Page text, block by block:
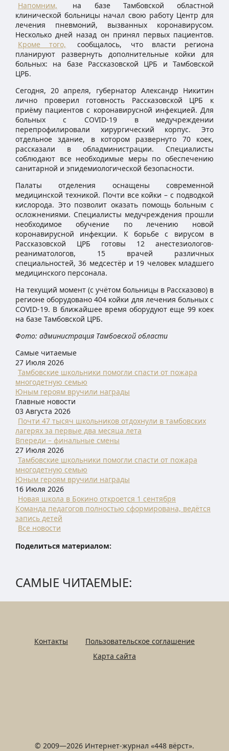
Напомним,
на базе Тамбовской областной
клинической больницы начал свою работу Центр для
лечения пневмоний, вызванных коронавирусом.
Несколько дней назад он принял первых пациентов.
Кроме того,
сообщалось, что власти региона
планируют развернуть дополнительные койки для
больных: на базе Рассказовской ЦРБ и Тамбовской
ЦРБ.
Сегодня, 20 апреля, губернатор Александр Никитин
лично проверил готовность Рассказовской ЦРБ к
приёму пациентов с коронавирусной инфекцией. Для
больных с COVID-19 в медучреждении
перепрофилировали хирургический корпус. Это
отдельное здание, в котором развернуто 70 коек,
рассказали в обладминистрации. Специалисты
соблюдают все необходимые меры по обеспечению
санитарной и эпидемиологической безопасности.
Палаты отделения оснащены современной
медицинской техникой. Почти все койки – с подводкой
кислорода. Это позволит оказать помощь больным с
осложнениями. Специалисты медучреждения прошли
необходимое обучение по лечению новой
коронавирусной инфекции. К борьбе с вирусом в
Рассказовской ЦРБ готовы 12 анестезиологов-
реаниматологов, 15 врачей различных
специальностей, 36 медсестёр и 19 человек младшего
медицинского персонала.
На текущий момент (с учётом больницы в Рассказово) в
регионе оборудовано 404 койки для лечения больных с
COVID-19. В ближайшее время оборудуют еще 99 коек
на базе Тамбовской ЦРБ.
Фото: администрация Тамбовской области
Самые читаемые
27 Июля 2026
Тамбовские школьники помогли спасти от пожара
многодетную семью
Юным героям вручили награды
Главные новости
03 Августа 2026
Почти 47 тысяч школьников отдохнули в тамбовских
лагерях за первые два месяца лета
Впереди – финальные смены
27 Июля 2026
Тамбовские школьники помогли спасти от пожара
многодетную семью
Юным героям вручили награды
16 Июля 2026
Новая школа в Бокино откроется 1 сентября
Команда педагогов полностью сформирована, ведётся
запись детей
Все новости
Поделиться материалом:
САМЫЕ ЧИТАЕМЫЕ:
Контакты
Пользовательское соглашение
Карта сайта
© 2009—2026 Интернет-журнал «448 вёрст».